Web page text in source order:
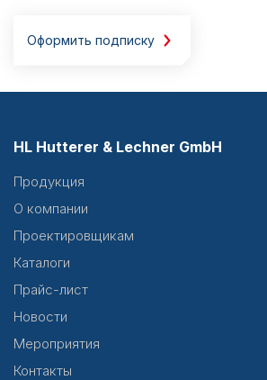
Оформить подписку
HL Hutterer & Lechner GmbH
Продукция
О компании
Проектировщикам
Каталоги
Прайс-лист
Новости
Мероприятия
Контакты